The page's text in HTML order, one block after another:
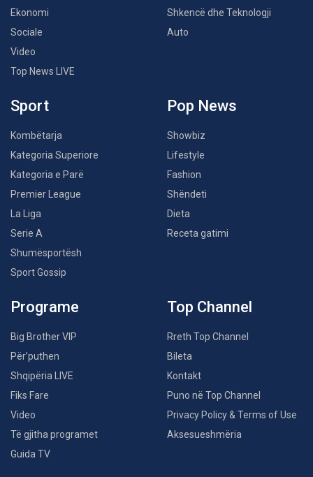
Ekonomi
Sociale
Video
Top News LIVE
Shkencë dhe Teknologji
Auto
Sport
Kombëtarja
Kategoria Superiore
Kategoria e Parë
Premier League
La Liga
Serie A
Shumësportësh
Sport Gossip
Pop News
Showbiz
Lifestyle
Fashion
Shëndeti
Dieta
Receta gatimi
Programe
Big Brother VIP
Për’puthen
Shqipëria LIVE
Fiks Fare
Video
Të gjitha programet
Guida TV
Top Channel
Rreth Top Channel
Bileta
Kontakt
Puno në Top Channel
Privacy Policy & Terms of Use
Aksesueshmëria